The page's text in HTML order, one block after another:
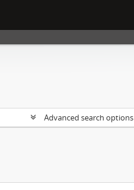
Advanced search options